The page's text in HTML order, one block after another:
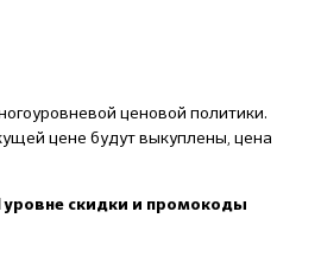
ценовой политики.
цене будут выкуплены, цена
уровне скидки и промокоды